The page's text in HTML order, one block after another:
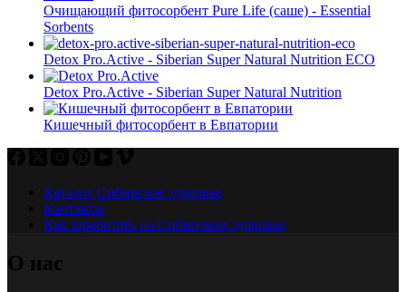
Очищающий фитосорбент Pure Life (саше) - Essential
Sorbents
Detox Pro.Active - Siberian Super Natural Nutrition ECO
Detox Pro.Active - Siberian Super Natural Nutrition
Кишечный фитосорбент в Евпатории
Каталог Сибирское здоровье
Контакты
Как заработать на Сибирском здоровье
О нас